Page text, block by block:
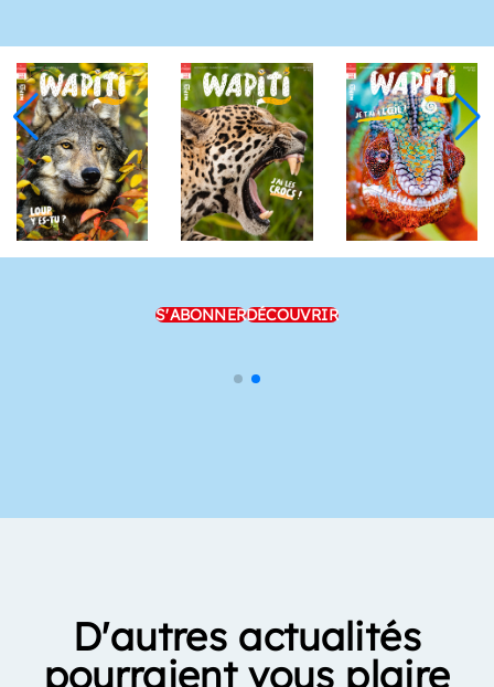
S'ABONNERDÉCOUVRIR
D'autres actualités
pourraient vous plaire